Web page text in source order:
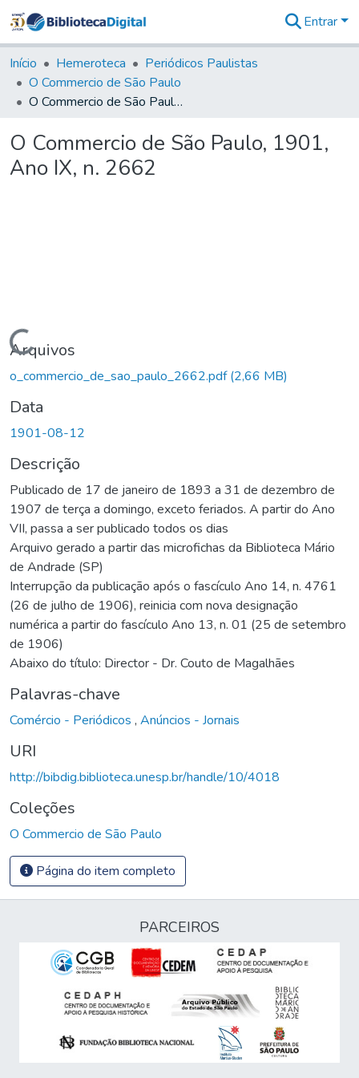
&
Coleções
Tudo na
Biblioteca
Estatísticas
Entrar
Início Hemeroteca
Periódicos Paulistas
O Commercio de São Paulo
O Commercio de São Paulo, 1901, Ano IX, n. 2662
O Commercio de São Paulo, 1901,
Ano IX, n. 2662
Carregando...
Arquivos
o_commercio_de_sao_paulo_2662.pdf(2,66 MB)
Data
1901-08-12
Descrição
Publicado de 17 de janeiro de 1893 a 31 de dezembro de
1907 de terça a domingo, exceto feriados. A partir do Ano
VII, passa a ser publicado todos os dias
Arquivo gerado a partir das microfichas da Biblioteca Mário
de Andrade (SP)
Interrupção da publicação após o fascículo Ano 14, n. 4761
(26 de julho de 1906), reinicia com nova designação
numérica a partir do fascículo Ano 13, n. 01 (25 de setembro
de 1906)
Abaixo do título: Director - Dr. Couto de Magalhães
Palavras-chave
Comércio - Periódicos , Anúncios - Jornais
URI
http://bibdig.biblioteca.unesp.br/handle/10/4018
Coleções
O Commercio de São Paulo
Página do item completo
PARCEIROS